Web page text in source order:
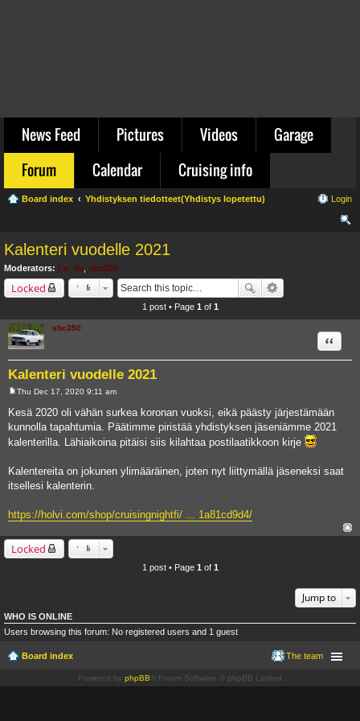
News Feed Pictures Videos
Garage
Forum
Calendar Cruising info
Board index Yhdistyksen tiedotteet(Yhdistys lopetettu) Login
Kalenteri vuodelle 2021
Moderators: Lu_ke sbc350
Locked
1 post • Page 1 of 1
sbc350
Kalenteri vuodelle 2021
Quote
s
t
Thu Dec 17, 2020 9:11 am
Kesä 2020 oli vähän surkea koronan vuoksi, eikä päästy järjestämään
kunnolla tapahtumia. Päätimme piristää yhdistyksen jäseniämme 2021
kalenterilla. Lähiaikoina pitäisi siis kilahtaa postilaatikkoon kirje
Kalentereita on jokunen ylimääräinen, joten nyt liittymällä jäseneksi saat
itsellesi kalenterin.
https://holvi.com/shop/cruisingnightfi/ ... 1a81cd9d4/
Locked
1 post • Page 1 of 1
Jump to
WHO IS ONLINE
Users browsing this forum: No registered users and 1 guest
Board index The team
Powered by phpBB ® Forum Software © phpBB Limited